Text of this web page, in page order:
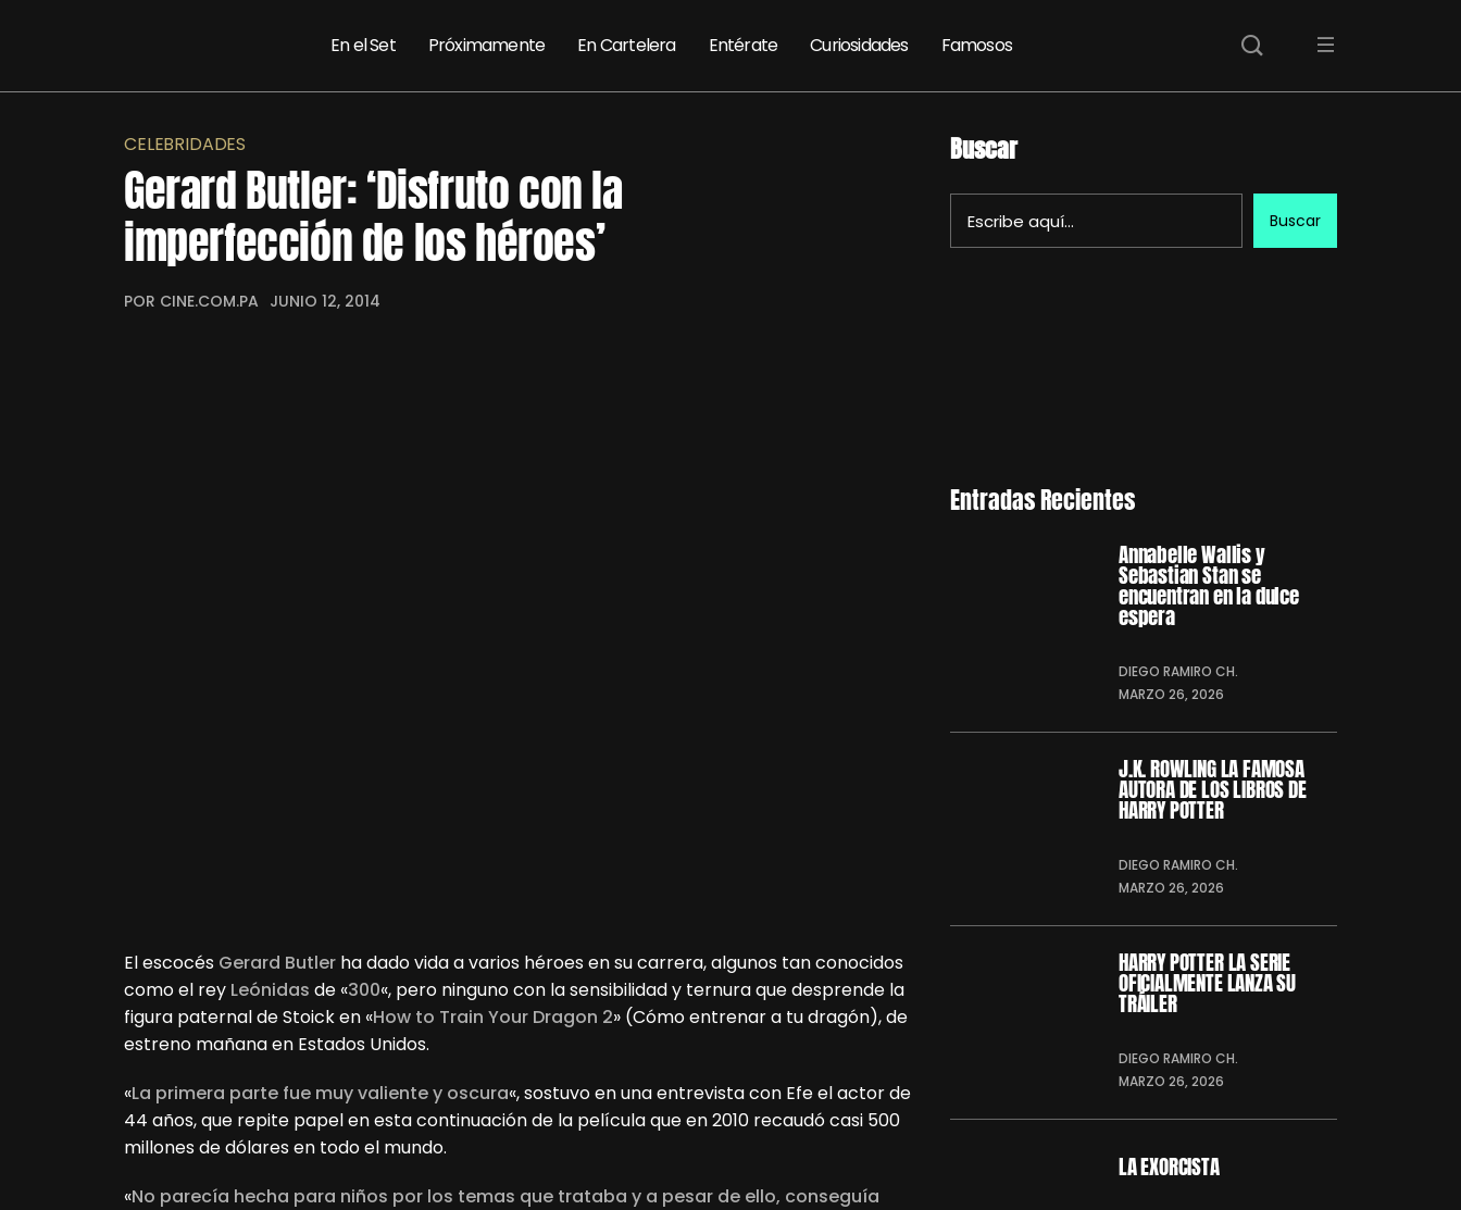
En el Set Próximamente En Cartelera Entérate Curiosidades Famosos
CELEBRIDADES
Gerard Butler: ‘Disfruto con la
imperfección de los héroes’
POR CINE.COM.PA JUNIO 12, 2014
El escocés Gerard Butler ha dado vida a varios héroes en su carrera, algunos tan conocidos
como el rey Leónidas de «300«, pero ninguno con la sensibilidad y ternura que desprende la
figura paternal de Stoick en «How to Train Your Dragon 2» (Cómo entrenar a tu dragón), de
estreno mañana en Estados Unidos.
«La primera parte fue muy valiente y oscura«, sostuvo en una entrevista con Efe el actor de
44 años, que repite papel en esta continuación de la película que en 2010 recaudó casi 500
millones de dólares en todo el mundo.
«No parecía hecha para niños por los temas que trataba y a pesar de ello, conseguía
Buscar
Buscar
Entradas Recientes
Annabelle Wallis y
Sebastian Stan se
encuentran en la dulce
espera
DIEGO RAMIRO CH.
MARZO 26, 2026
J.K. ROWLING LA FAMOSA
AUTORA DE LOS LIBROS DE
HARRY POTTER
DIEGO RAMIRO CH.
MARZO 26, 2026
HARRY POTTER LA SERIE
OFICIALMENTE LANZA SU
TRÁILER
DIEGO RAMIRO CH.
MARZO 26, 2026
LA EXORCISTA